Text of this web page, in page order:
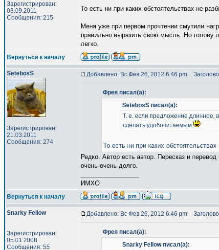
Зарегистрирован:
03.09.2011
Сообщения: 215
То есть ни при каких обстоятельствах не
Меня уже при первом прочтении смутили
правильно выразить свою мысль. Но голову
легко.
Вернуться к началу
SetebosS
Зарегистрирован:
21.03.2011
Сообщения: 274
Добавлено: Вс Фев 26, 2012 6:46 pm
Фрея писал(а):
SetebosS писал(а):
Т. е. если предложение длинное,
сделать удобочитаемым
То есть ни при каких
Редко. Автор есть автор. Пересказ и
очень-очень долго.
ИМХО
Вернуться к началу
Snarky Fellow
Зарегистрирован:
05.01.2008
Сообщения: 55
Добавлено: Вс Фев 26, 2012 6:46 pm
Фрея писал(а):
Snarky Fellow писал(а):